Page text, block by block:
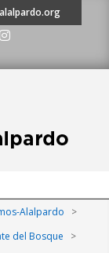
Alalpardo
>
del Bosque
>